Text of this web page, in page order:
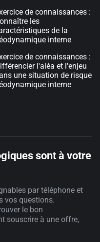
de connaissances :
les
de la
interne
de connaissances :
l'aléa et l'enjeu
une situation de risque
interne
sont à votre
par téléphone et
vos questions.
le bon
souscrire à une offre,